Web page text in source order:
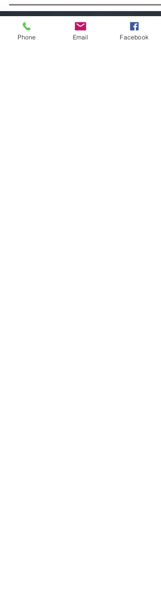
há 6 horas 1 min de leitura
Phone Email Facebook